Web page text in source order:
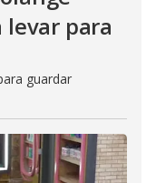
para
guardar